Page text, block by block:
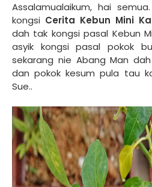
Assalamualaikum, hai
kongsi Cerita Kebun Mini
dah tak kongsi pasal Kebun
asyik kongsi pasal pokok
sekarang nie Abang Man
dan pokok kesum pula tau
Sue..